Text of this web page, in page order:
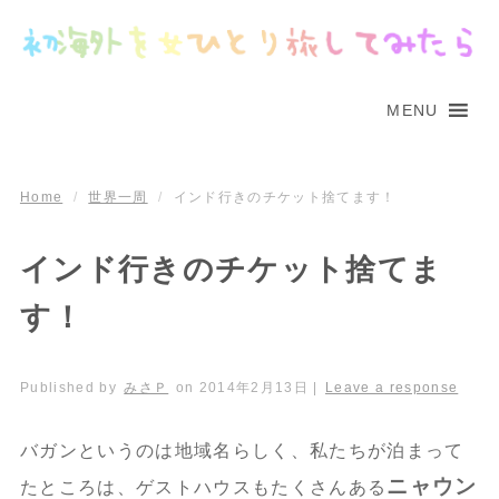
MENU
Home / 世界一周 / インド行きのチケット捨てます！
インド行きのチケット捨てま
す！
Published by みさＰ on 2014年2月13日 | Leave a response
バガンというのは地域名らしく、私たちが泊まって
たところは、ゲストハウスもたくさんある ニャウン